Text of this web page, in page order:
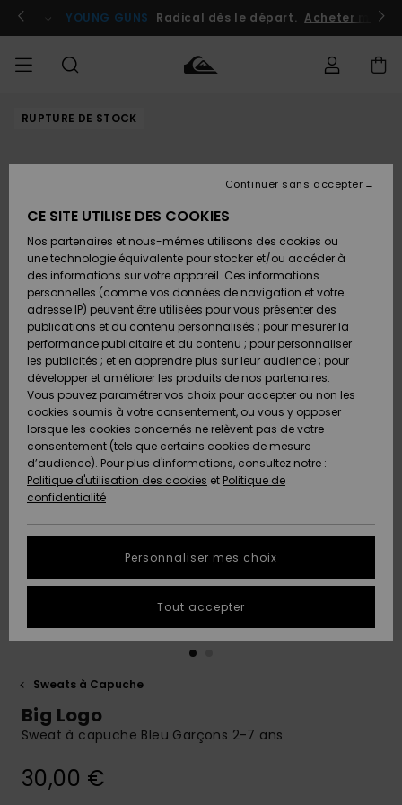
l'information
le
Se connecter / s'inscrire
YOUNG GUNS Radical dès le départ. Acheter
HOMME Vêtements
Chaussures
& Tongs
Surf
Snow
Nouveautés
A
Découvrir
Vêtements
Chaussures
& Tongs
Surf
Snow
Nouveautés
A
Découvrir
FEMME
Shop
A
Découvrir
Snow
SURF
Surf
Surf
Shop
Enfant
Highlights
Communauté
SNOW
Snow
Snow
Shop
Enfant
Snow
Shop
Femme
A
Découvrir
Communauté
OUTLET
Outlet
Enfant
Outlet
Femme
AIDE &
CONTACT
Accéder à
Retours
Paiement
Carte
Cadeau
Quiksilver
Freedom
Protection
des
tailles
conversation
obtenir la
à votre
MAGASINS
QUIKSILVER
RUPTURE DE STOCK
Sweats à Capuche
Big Logo
Sweat à capuche Bleu Garçons 2-7 ans
30,00 €
CE SITE UTILISE DES COOKIES
Nos partenaires et nous-mêmes utilisons des cookies ou
une technologie équivalente pour stocker et/ou accéder à
des informations sur votre appareil. Ces informations
personnelles (comme vos données de navigation et votre
adresse IP) peuvent être utilisées pour vous présenter des
publications et du contenu personnalisés ; pour mesurer la
performance publicitaire et du contenu ; pour personnaliser
les publicités ; et en apprendre plus sur leur audience ; pour
développer et améliorer les produits de nos partenaires.
Vous pouvez paramétrer vos choix pour accepter ou non les
cookies soumis à votre consentement, ou vous y opposer
lorsque les cookies concernés ne relèvent pas de votre
consentement (tels que certains cookies de mesure
d’audience). Pour plus d'informations, consultez notre :
Politique d'utilisation des cookies et Politique de
confidentialité
Personnaliser mes choix
Continuer sans accepter
Tout accepter